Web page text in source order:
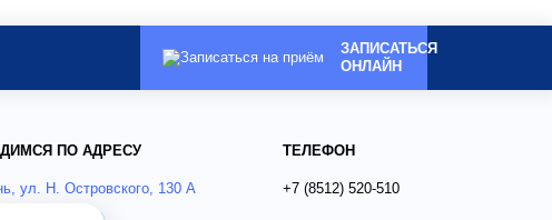
ЗАПИСАТЬСЯ
ОНЛАЙН
ПО АДРЕСУ
ул. Н. Островского, 130 А
ТЕЛЕФОН
+7 (8512)520-510